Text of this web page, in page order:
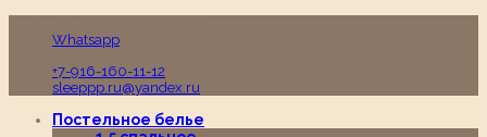
Whatsapp
+7-916-160-11-12
sleeppp.ru@yandex.ru
Постельное белье